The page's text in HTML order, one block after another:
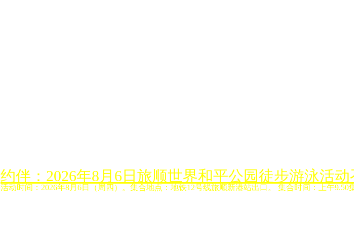
约伴：2026年8月6日旅顺世界和平公园徒步游泳活动
活动时间：2026年8月6日（周四）。集合地点：地铁12号线旅顺新港站出口。 集合时间：上午9.50集